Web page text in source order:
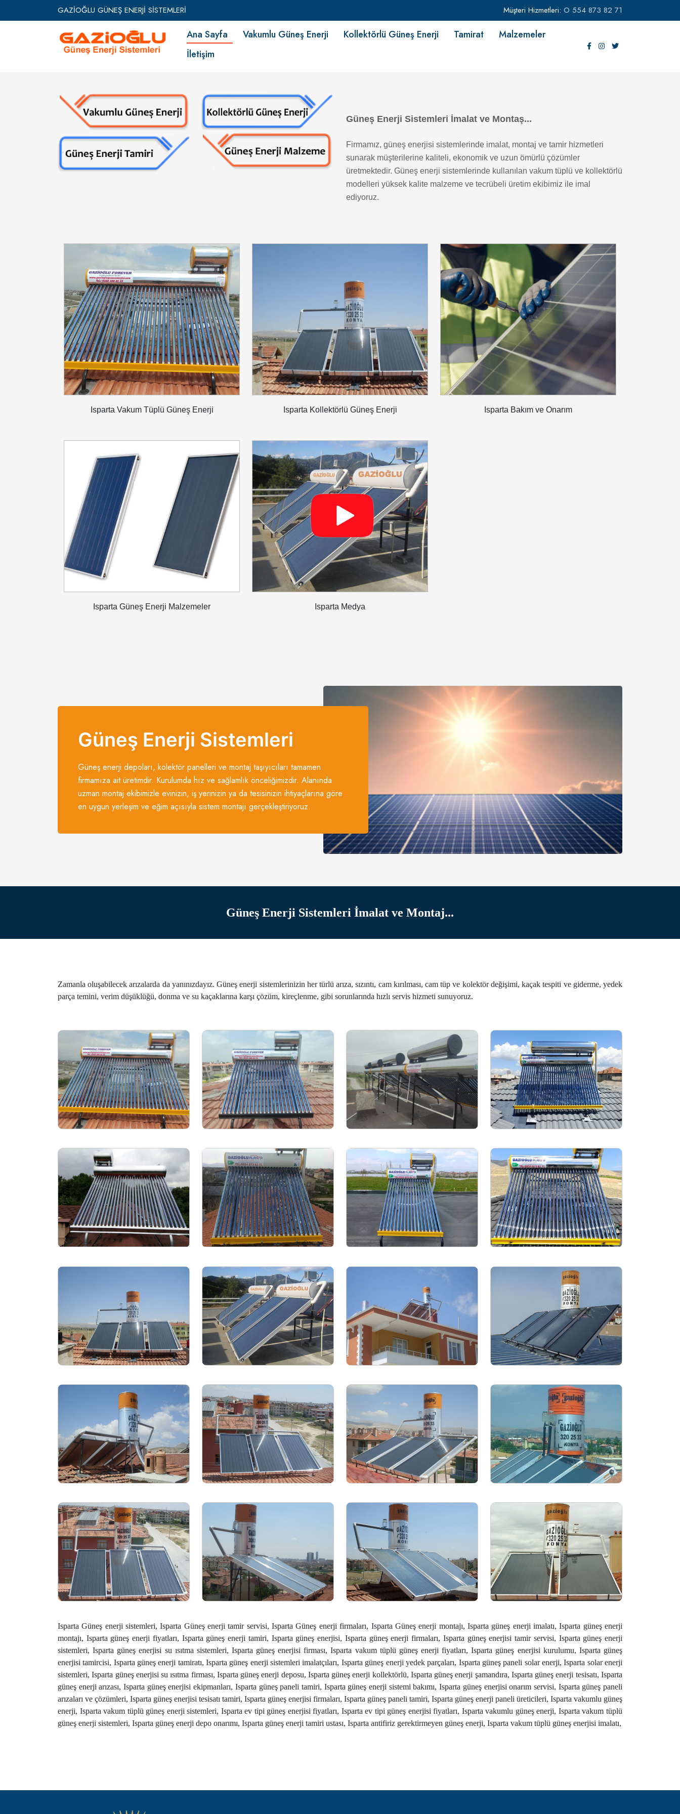
GAZİOĞLU GÜNEŞ ENERJİ SİSTEMLERİ Müşteri Hizmetleri: O 554 873 82 71
Ana Sayfa Vakumlu Güneş Enerji Kollektörlü Güneş Enerji Tamirat
Malzemeler
İletişim
Güneş Enerji Sistemleri İmalat ve Montaş...
Firmamız, güneş enerjisi sistemlerinde imalat, montaj ve tamir hizmetleri
sunarak müşterilerine kaliteli, ekonomik ve uzun ömürlü çözümler
üretmektedir. Güneş enerji sistemlerinde kullanılan vakum tüplü ve kollektörlü
modelleri yüksek kalite malzeme ve tecrübeli üretim ekibimiz ile imal
ediyoruz.
Isparta Vakum Tüplü Güneş Enerji Isparta Kollektörlü Güneş Enerji Isparta Bakım ve Onarım
Isparta Güneş Enerji Malzemeler Isparta Medya
Güneş Enerji Sistemleri
Güneş enerji depoları, kolektör panelleri ve montaj taşıyıcıları tamamen
firmamıza ait üretimdir. Kurulumda hız ve sağlamlık önceliğimizdir. Alanında
uzman montaj ekibimizle evinizin, iş yerinizin ya da tesisinizin ihtiyaçlarına göre
en uygun yerleşim ve eğim açısıyla sistem montajı gerçekleştiriyoruz.
Güneş Enerji Sistemleri İmalat ve Montaj...
Zamanla oluşabilecek arızalarda da yanınızdayız. Güneş enerji sistemlerinizin her türlü arıza, sızıntı, cam kırılması, cam tüp ve kolektör değişimi, kaçak tespiti ve giderme, yedek
parça temini, verim düşüklüğü, donma ve su kaçaklarına karşı çözüm, kireçlenme, gibi sorunlarında hızlı servis hizmeti sunuyoruz.
Isparta Güneş enerji sistemleri, Isparta Güneş enerji tamir servisi, Isparta Güneş enerji firmaları, Isparta Güneş enerji montajı, Isparta güneş enerji imalatı, Isparta güneş enerji
montajı, Isparta güneş enerji fiyatları, Isparta güneş enerji tamiri, Isparta güneş enerjisi, Isparta güneş enerji firmaları, Isparta güneş enerjisi tamir servisi, Isparta güneş enerji
sistemleri, Isparta güneş enerjisi su ısıtma sistemleri, Isparta güneş enerjisi firması, Isparta vakum tüplü güneş enerji fiyatları, Isparta güneş enerjisi kurulumu, Isparta güneş
enerjisi tamircisi, Isparta güneş enerji tamiratı, Isparta güneş enerji sistemleri imalatçıları, Isparta güneş enerji yedek parçaları, Isparta güneş paneli solar enerji, Isparta solar enerji
sistemleri, Isparta güneş enerjisi su ısıtma firması, Isparta güneş enerji deposu, Isparta güneş enerji kollektörlü, Isparta güneş enerji şamandıra, Isparta güneş enerji tesisatı, Isparta
güneş enerji arızası, Isparta güneş enerjisi ekipmanları, Isparta güneş paneli tamiri, Isparta güneş enerji sistemi bakımı, Isparta güneş enerjisi onarım servisi, Isparta güneş paneli
arızaları ve çözümleri, Isparta güneş enerjisi tesisatı tamiri, Isparta güneş enerjisi firmaları, Isparta güneş paneli tamiri, Isparta güneş enerji paneli üreticileri, Isparta vakumlu güneş
enerji, Isparta vakum tüplü güneş enerji sistemleri, Isparta ev tipi güneş enerjisi fiyatları, Isparta ev tipi güneş enerjisi fiyatları, Isparta vakumlu güneş enerji, Isparta vakum tüplü
güneş enerji sistemleri, Isparta güneş enerji depo onarımı, Isparta güneş enerji tamiri ustası, Isparta antifiriz gerektirmeyen güneş enerji, Isparta vakum tüplü güneş enerjisi imalatı,